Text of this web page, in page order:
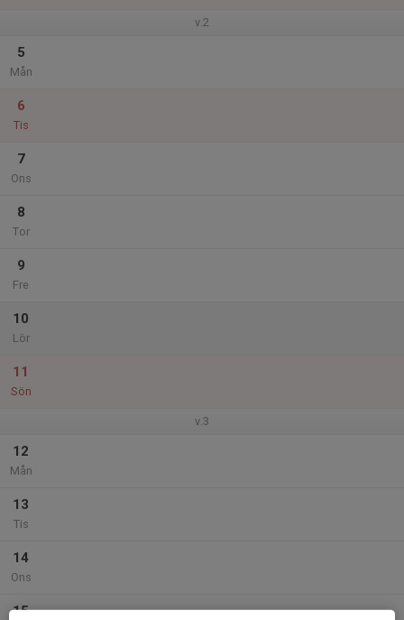
v.2
5
Mån
6
Tis
7
Ons
8
Tor
9
Fre
10
Lör
11
Sön
v.3
12
Mån
13
Tis
14
Ons
15